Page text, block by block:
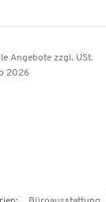
Angebote zzgl. USt.
2026